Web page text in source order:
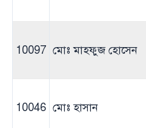
10097 মোঃ মাহফুজ হোসেন
10046 মোঃ হাসান